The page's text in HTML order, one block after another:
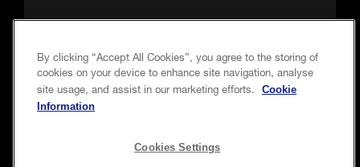
By clicking “Accept All Cookies”, you agree to the storing of
cookies on your device to enhance site navigation, analyse
site usage, and assist in our marketing efforts.
Cookie
Information
Cookies Settings